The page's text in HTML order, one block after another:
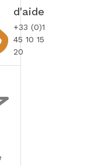
d'aide
+33 (0)1
45 10 15
20